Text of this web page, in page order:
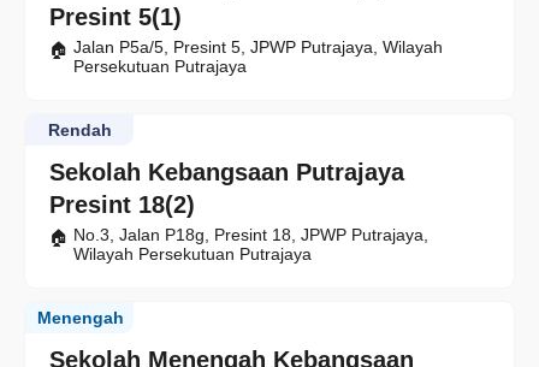
Presint 5(1)
Jalan P5a/5, Presint 5, JPWP Putrajaya, Wilayah
Persekutuan Putrajaya
Sekolah Kebangsaan Putrajaya
Presint 18(2)
Rendah
No.3, Jalan P18g, Presint 18, JPWP Putrajaya,
Wilayah Persekutuan Putrajaya
Sekolah Menengah Kebangsaan
Menengah